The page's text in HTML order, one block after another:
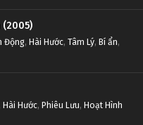
(2005)
Động, Hài Hước, Tâm Lý, Bí ẩn,
Hài Hước, Phiêu Lưu, Hoạt Hình